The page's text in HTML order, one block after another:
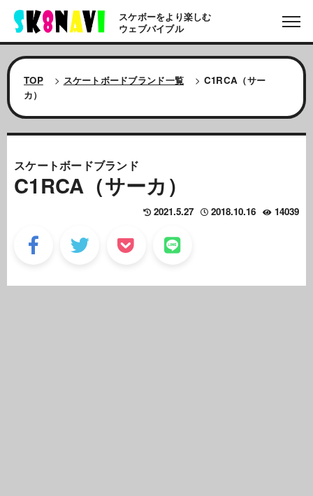
スケボーをより楽しむ
ウェブバイブル
TOP > スケートボードブランド一覧 > C1RCA（サー
カ）
スケートボードブランド
C1RCA（サーカ）
14039
2018.10.16
2021.5.27